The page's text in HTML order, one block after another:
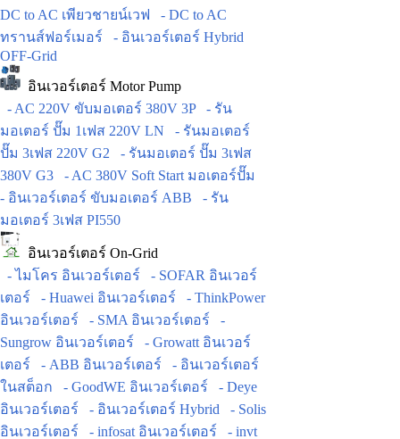
DC to AC เพียวชายน์เวฟ
- DC to AC
ทรานส์ฟอร์เมอร์
- อินเวอร์เตอร์ Hybrid
OFF-Grid
อินเวอร์เตอร์ Motor Pump
- AC 220V ขับมอเตอร์ 380V 3P
- รัน
มอเตอร์ ปั๊ม 1เฟส 220V LN
- รันมอเตอร์
ปั๊ม 3เฟส 220V G2
- รันมอเตอร์ ปั๊ม 3เฟส
380V G3
- AC 380V Soft Start มอเตอร์ปั๊ม
- อินเวอร์เตอร์ ขับมอเตอร์ ABB
- รัน
มอเตอร์ 3เฟส PI550
อินเวอร์เตอร์ On-Grid
- ไมโคร อินเวอร์เตอร์
- SOFAR อินเวอร์
เตอร์
- Huawei อินเวอร์เตอร์
- ThinkPower
อินเวอร์เตอร์
- SMA อินเวอร์เตอร์
-
Sungrow อินเวอร์เตอร์
- Growatt อินเวอร์
เตอร์
- ABB อินเวอร์เตอร์
- อินเวอร์เตอร์
ในสต็อก
- GoodWE อินเวอร์เตอร์
- Deye
อินเวอร์เตอร์
- อินเวอร์เตอร์ Hybrid
- Solis
อินเวอร์เตอร์
- infosat อินเวอร์เตอร์
- invt